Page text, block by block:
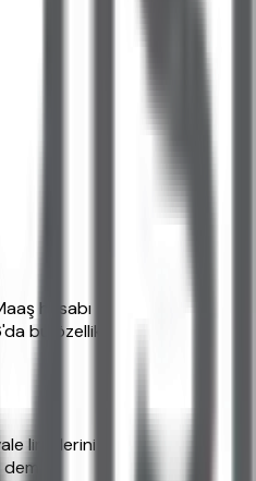
hesabı
bu özellik
limitlerini